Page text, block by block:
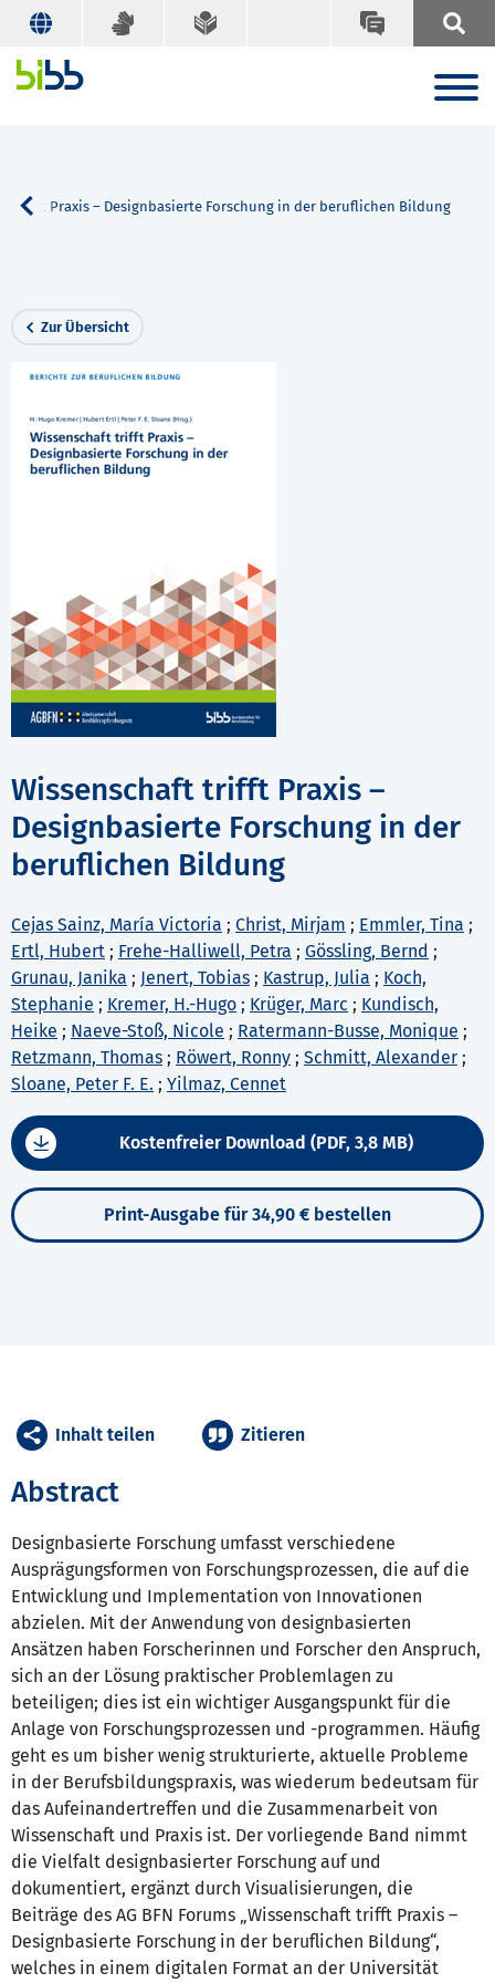
trifft Praxis – Designbasierte Forschung in der beruflichen Bildung
Zur Übersicht
Wissenschaft trifft Praxis –
Designbasierte Forschung in der
beruflichen Bildung
Cejas Sainz, María Victoria ; Christ, Mirjam ; Emmler, Tina ;
Ertl, Hubert ; Frehe-Halliwell, Petra ; Gössling, Bernd ;
Grunau, Janika ; Jenert, Tobias ; Kastrup, Julia ; Koch,
Stephanie ; Kremer, H.-Hugo ; Krüger, Marc ; Kundisch,
Heike ; Naeve-Stoß, Nicole ; Ratermann-Busse, Monique ;
Retzmann, Thomas ; Röwert, Ronny ; Schmitt, Alexander ;
Sloane, Peter F. E. ; Yilmaz, Cennet
Kostenfreier Download (PDF, 3,8 MB)
Print-Ausgabe für 34,90 € bestellen
Abstract
Designbasierte Forschung umfasst verschiedene
Ausprägungsformen von Forschungsprozessen, die auf die
Entwicklung und Implementation von Innovationen
abzielen. Mit der Anwendung von designbasierten
Ansätzen haben Forscherinnen und Forscher den Anspruch,
sich an der Lösung praktischer Problemlagen zu
beteiligen; dies ist ein wichtiger Ausgangspunkt für die
Anlage von Forschungsprozessen und -programmen. Häufig
geht es um bisher wenig strukturierte, aktuelle Probleme
in der Berufsbildungspraxis, was wiederum bedeutsam für
das Aufeinandertreffen und die Zusammenarbeit von
Wissenschaft und Praxis ist. Der vorliegende Band nimmt
die Vielfalt designbasierter Forschung auf und
dokumentiert, ergänzt durch Visualisierungen, die
Beiträge des AG BFN Forums „Wissenschaft trifft Praxis –
Designbasierte Forschung in der beruflichen Bildung“,
welches in einem digitalen Format an der Universität
Inhalt teilen Zitieren